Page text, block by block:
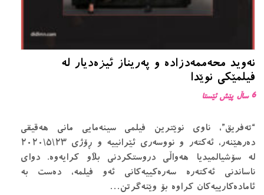
نەوید محەممەدزادە و پەریناز ئیزەدیار لە
فیلمێکی نوێدا
6 ساڵ پێش ئێستا
“تەفریق”، ناوی نوێترین فیلمی سینەمایی مانی هەقیقی
دەرهێنەر، ئەکتەر و نووسەری ئێرانییە و ڕۆژی ٢٣\٥\٢٠٢٠
لە سۆشیالمیدیا ھەواڵی دروستکردنی بڵاو کرایەوە. دوای
ناساندنی ئەکتەرە سەرەکییەکانی ئەو فیلمە، دەست بە
ئامادەکارییەکان کراوە بۆ وێنەگرتن…